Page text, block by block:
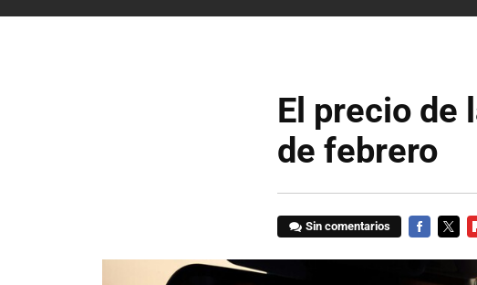
El precio de
de febrero
Sin comentarios